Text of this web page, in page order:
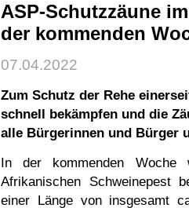
ASP-Schutzzäune
der kommenden
07.04.2022
Zum Schutz der Rehe
schnell bekämpfen und die
alle Bürgerinnen und Bürger
In der kommenden Woche
Afrikanischen Schweinepest
einer Länge von insgesamt